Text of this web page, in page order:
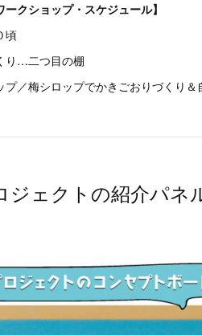
ークショップ・スケジュール】
頃
り…二つ目の棚
／梅シロップでかきごおりづくり＆
ェクトの紹介パネ